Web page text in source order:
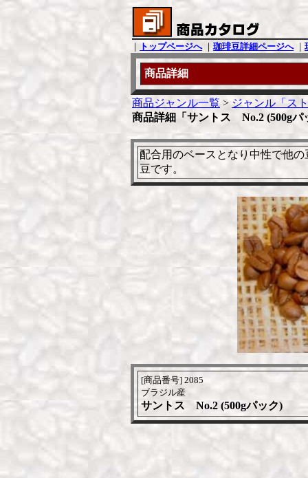
｜ トップページへ｜ 珈琲豆詳細ページへ｜
商品詳細
商品ジャンル一覧 >ジャンル「ス
商品詳細「サントス No.2 (500gパ
配合用のベースとなり中性で他
豆です。
[商品番号] 2085
ブラジル産
サントス No.2 (500gパック)